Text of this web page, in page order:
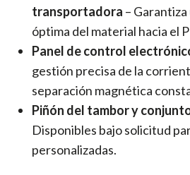
transportadora –
óptima del material hacia el
Panel de control
gestión precisa de la
separación magnética
Piñón del tambor y
Disponibles bajo solicitud
personalizadas.